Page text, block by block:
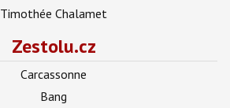
Timothée Chalamet
Zestolu.cz
Carcassonne
Bang